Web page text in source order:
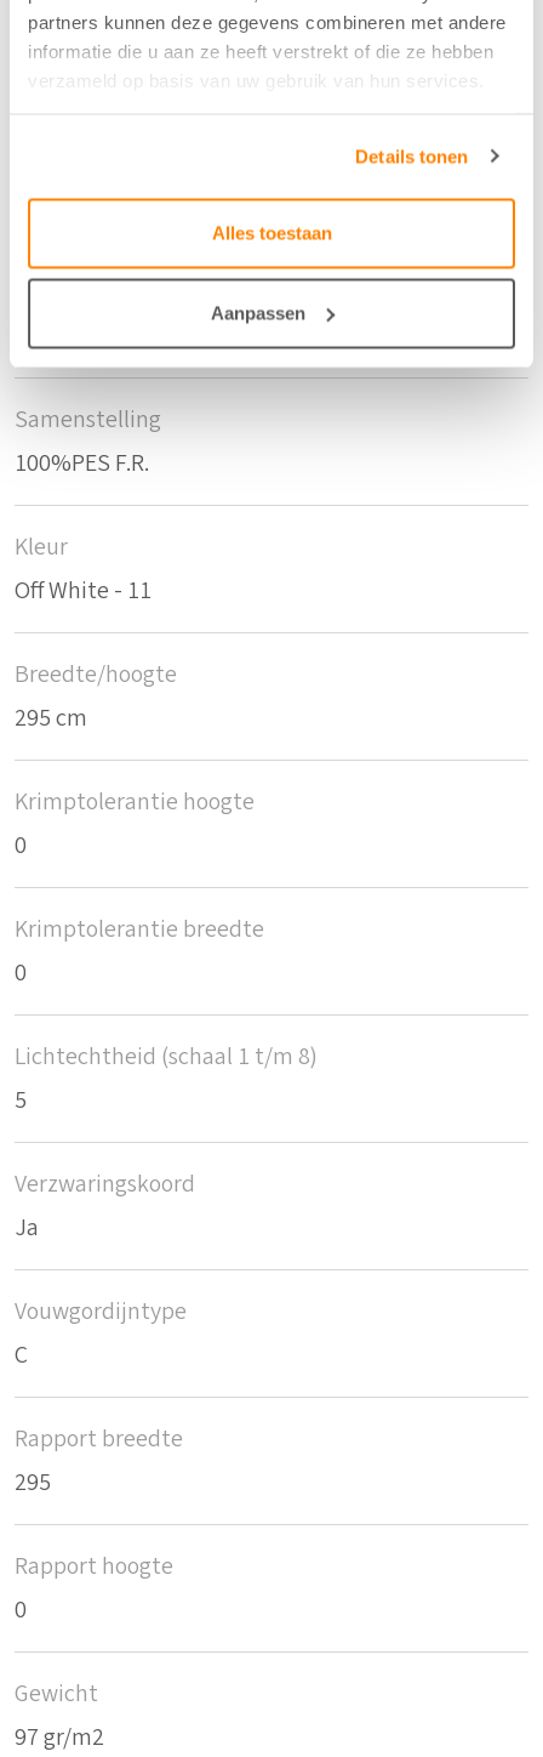
partners kunnen deze gegevens combineren met andere
informatie die u aan ze heeft verstrekt of die ze hebben
verzameld op basis van uw gebruik van hun services.
Details tonen
Alles toestaan
Aanpassen
Eigenschappen
Vlamvertragend
Effen
Soort stof
Kamerhoog
Samenstelling
100%PES F.R.
Kleur
Off White - 11
Breedte/hoogte
295 cm
Krimptolerantie hoogte
0
Krimptolerantie breedte
0
Lichtechtheid (schaal 1 t/m 8)
5
Verzwaringskoord
Ja
Vouwgordijntype
C
Rapport breedte
295
Rapport hoogte
0
Gewicht
97 gr/m2